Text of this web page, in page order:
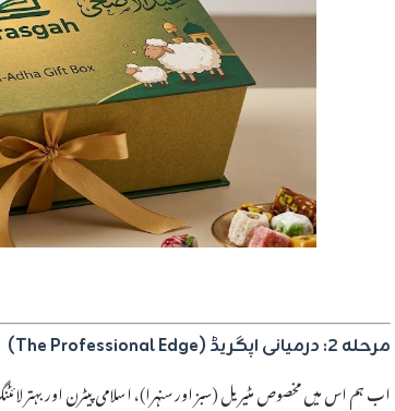
مرحلہ ۲: درمیانی اپگریڈ (The Professional Edge)
اب ہم اس میں مخصوص مٹیریل (سبز اور سنہرا)، اسلامی پیٹرن اور بہتر